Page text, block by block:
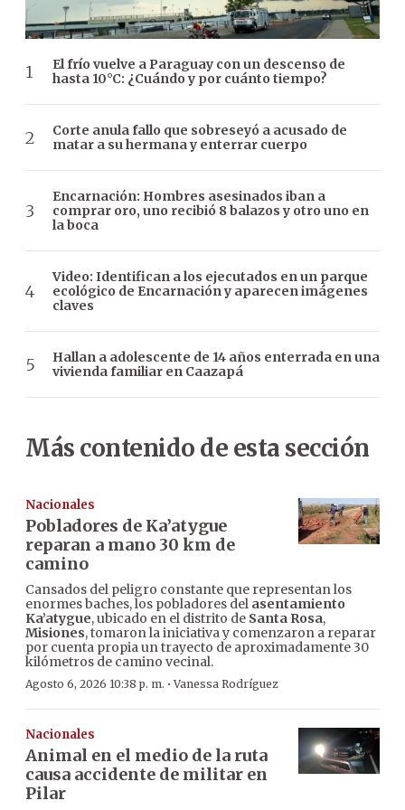
El frío vuelve a Paraguay con un descenso de
hasta 10°C: ¿Cuándo y por cuánto tiempo?
Corte anula fallo que sobreseyó a acusado de
matar a su hermana y enterrar cuerpo
Encarnación: Hombres asesinados iban a
comprar oro, uno recibió 8 balazos y otro uno en
la boca
Video: Identifican a los ejecutados en un parque
ecológico de Encarnación y aparecen imágenes
claves
Hallan a adolescente de 14 años enterrada en una
vivienda familiar en Caazapá
Más contenido de esta sección
Nacionales
Pobladores de Ka’atygue
reparan a mano 30 km de
camino
Cansados del peligro constante que representan los
enormes baches, los pobladores del asentamiento
Ka’atygue, ubicado en el distrito de Santa Rosa,
Misiones, tomaron la iniciativa y comenzaron a reparar
por cuenta propia un trayecto de aproximadamente 30
kilómetros de camino vecinal.
Agosto 6, 2026 10:38 p. m. ·Vanessa Rodríguez
Nacionales
Animal en el medio de la ruta
causa accidente de militar en
Pilar